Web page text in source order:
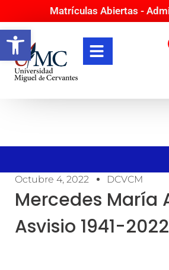
Abrir barra de
Matrículas Abiertas -
Octubre 4, 2022 DCVCM
Mercedes María
Asvisio 1941-2022